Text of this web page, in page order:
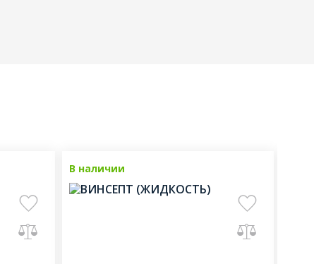
В наличии